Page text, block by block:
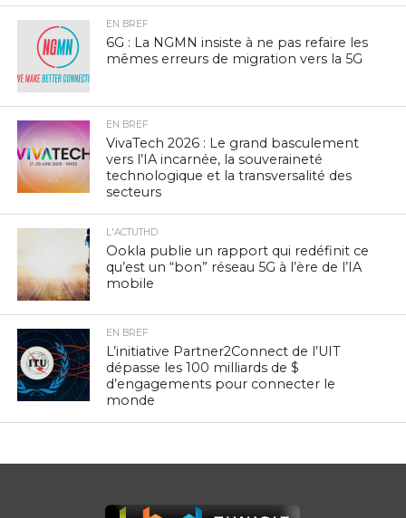
EN BREF
6G : La NGMN insiste à ne pas refaire les
mêmes erreurs de migration vers la 5G
EN BREF
VivaTech 2026 : Le grand basculement
vers l’IA incarnée, la souveraineté
technologique et la transversalité des
secteurs
L'ACTUTHD
Ookla publie un rapport qui redéfinit ce
qu’est un “bon” réseau 5G à l’ère de l’IA
mobile
EN BREF
L’initiative Partner2Connect de l’UIT
dépasse les 100 milliards de $
d’engagements pour connecter le
monde